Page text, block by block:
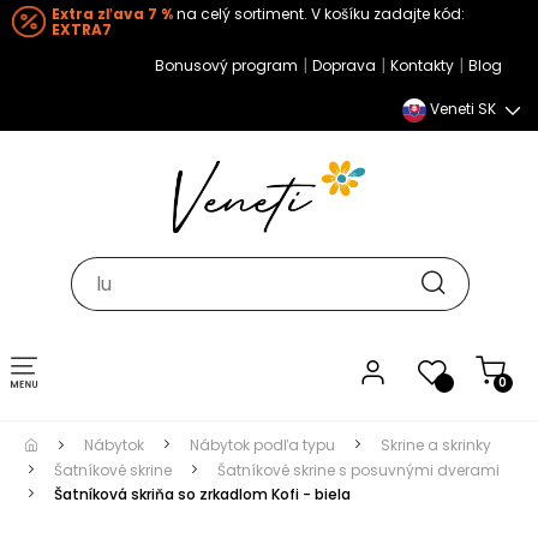
Extra zľava 7 %na celý sortiment. V košíku zadajte kód:
EXTRA7
Bonusový program | Doprava | Kontakty | Blog
Veneti SK
0
Toggle navigation
Nábytok Nábytok podľa typu
Skrine a skrinky
Šatníkové skrine
Šatníkové skrine s posuvnými dverami
Šatníková skriňa so zrkadlom Kofi - biela